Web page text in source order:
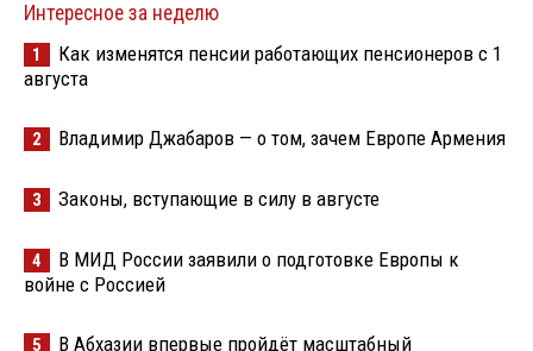
Интересное за неделю
1
Как изменятся пенсии работающих пенсионеров с 1
августа
2 Владимир Джабаров — о том, зачем Европе Армения
3 Законы, вступающие в силу в августе
4
В МИД России заявили о подготовке Европы к
войне с Россией
5
В Абхазии впервые пройдёт масштабный